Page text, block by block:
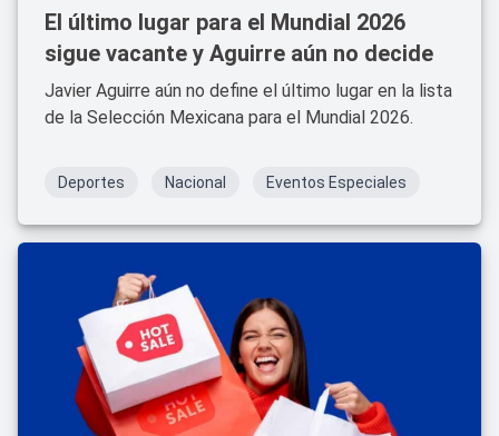
El último lugar para el Mundial 2026
sigue vacante y Aguirre aún no decide
Javier Aguirre aún no define el último lugar en la lista
de la Selección Mexicana para el Mundial 2026.
Deportes Nacional Eventos Especiales